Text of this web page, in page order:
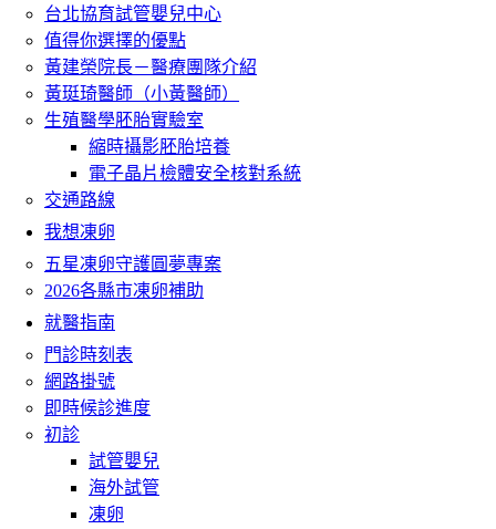
台北協育試管嬰兒中心
值得你選擇的優點
黃建榮院長－醫療團隊介紹
黃珽琦醫師（小黃醫師）
生殖醫學胚胎實驗室
縮時攝影胚胎培養
電子晶片檢體安全核對系統
交通路線
我想凍卵
五星凍卵守護圓夢專案
2026各縣市凍卵補助
就醫指南
門診時刻表
網路掛號
即時候診進度
初診
試管嬰兒
海外試管
凍卵